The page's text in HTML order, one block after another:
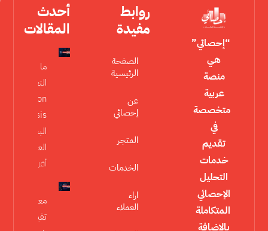
“إحصائي”
هي
منصة
عربية
متخصصة
في
تقديم
خدمات
التحليل
الإحصائي
المتكاملة
بالإضافة
روابط
مفيدة
الصفحة
الرئيسية
عن
إحصائي
المتجر
الخدمات
اراء
العملاء
أحدث
المقالات
ما هو تحليل
التعديل
Moderation
البحث
العلمي؟
أقرأ المزيد »
معايير
تقييم